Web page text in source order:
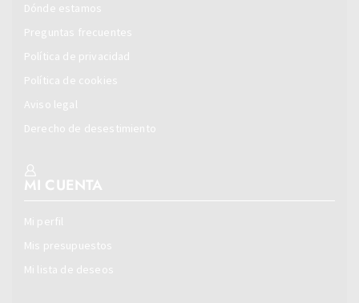
Dónde estamos
Preguntas frecuentes
Política de privacidad
Política de cookies
Aviso legal
Derecho de desestimiento
MI CUENTA
Mi perfil
Mis presupuestos
Mi lista de deseos